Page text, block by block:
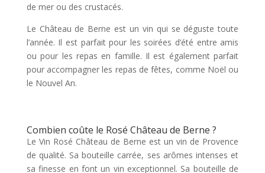
de mer ou des crustacés.
Le Château de Berne est un vin qui se déguste toute
l’année. Il est parfait pour les soirées d’été entre amis
ou pour les repas en famille. Il est également parfait
pour accompagner les repas de fêtes, comme Noël ou
le Nouvel An.
Combien coûte le Rosé Château de Berne ?
Le Vin Rosé Château de Berne est un vin de Provence
de qualité. Sa bouteille carrée, ses arômes intenses et
sa finesse en font un vin exceptionnel. Sa bouteille de